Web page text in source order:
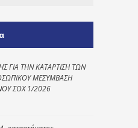
ΓΙΑ ΤΗΝ ΚΑΤΑΡΤΙΣΗ ΤΩΝ
ΜΕΣΥΜΒΑΣΗ
ΣΟΧ 1/2026